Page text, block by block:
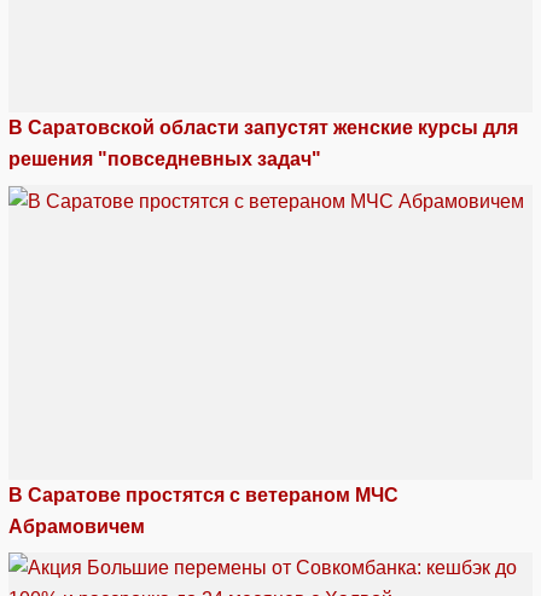
В Саратовской области запустят женские курсы для
решения "повседневных задач"
В Саратове простятся с ветераном МЧС
Абрамовичем